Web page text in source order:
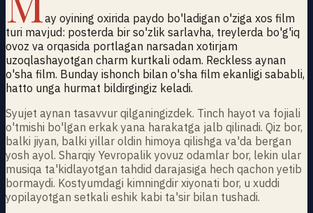
ay oyining oxirida paydo bo'ladigan o'ziga xos film
turi mavjud: posterda bir so'zlik sarlavha, treylerda bo'g'iq
ovoz va orqasida portlagan narsadan xotirjam
uzoqlashayotgan charm kurtkali odam. Reckless aynan
o'sha film. Bunday ishonch bilan o'sha film ekanligi sababli,
hatto unga hurmat bildirgingiz keladi.
Syujet aynan tasavvur qilganingizdek. Tinch hayot va fojiali
o'tmishi bo'lgan erkak yana harakatga jalb qilinadi. Qiz bor,
balki jiyan, balki yillar oldin himoya qilishga va'da bergan
yosh ayol. Sharqiy Yevropalik yovuz odamlar bor, lekin ular
musiqa ta'kidlayotgan tahdid darajasiga hech qachon yetib
bormaydi. Kostyumdagi kimningdir xiyonati bor, u xuddi
yopilayotgan setkali eshik kabi ta'sir bilan tushadi.